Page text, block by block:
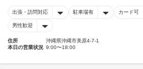
出張・訪問対応 駐車場有 カード可
男性歓迎
住所
沖縄県沖縄市美原4-7-1
本日の営業状況 9:00〜18:00